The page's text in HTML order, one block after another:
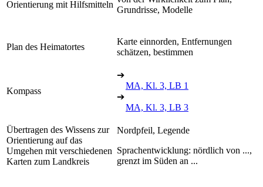
Orientierung mit Hilfsmitteln
Grundrisse, Modelle
Plan des Heimatortes
Karte einnorden, Entfernungen
schätzen, bestimmen
Kompass
➔
MA, Kl. 3, LB 1
➔
MA, Kl. 3, LB 3
Übertragen des Wissens zur
Orientierung auf das
Umgehen mit verschiedenen
Karten zum Landkreis
Nordpfeil, Legende
Sprachentwicklung: nördlich von ...,
grenzt im Süden an ...